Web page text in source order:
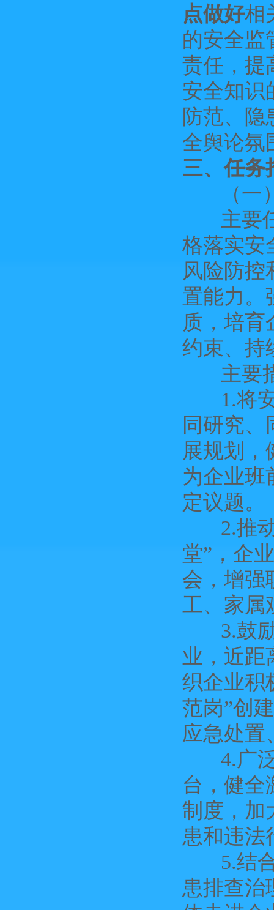
点做好相
的安全监
责任，提
安全知识
防范、隐
全舆论氛
三、任务
（一）
主要任
格落实安
风险防控
置能力。
质，培育
约束、持
主要
1.将安
同研究
展规划，
为企业班
定议题。
2.推动
堂”，企
会，增强
工、家属
3.鼓励
业，近距
织企业积
范岗”创
应急处置
4.广泛
台，健全
制度，加
患和违法
5.结合
患排查治